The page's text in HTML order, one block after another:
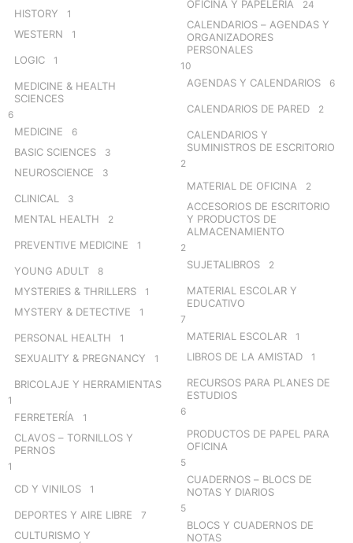
HISTORY 1
WESTERN 1
LOGIC 1
MEDICINE & HEALTH
SCIENCES
6
MEDICINE 6
BASIC SCIENCES 3
NEUROSCIENCE 3
CLINICAL 3
MENTAL HEALTH 2
PREVENTIVE MEDICINE 1
YOUNG ADULT 8
MYSTERIES & THRILLERS 1
MYSTERY & DETECTIVE 1
PERSONAL HEALTH 1
SEXUALITY & PREGNANCY 1
BRICOLAJE Y HERRAMIENTAS
1
FERRETERÍA 1
CLAVOS – TORNILLOS Y
PERNOS
1
CD Y VINILOS 1
DEPORTES Y AIRE LIBRE 7
CULTURISMO Y
OFICINA Y PAPELERÍA 24
CALENDARIOS – AGENDAS Y
ORGANIZADORES
PERSONALES
10
AGENDAS Y CALENDARIOS 6
CALENDARIOS DE PARED 2
CALENDARIOS Y
SUMINISTROS DE ESCRITORIO
2
MATERIAL DE OFICINA 2
ACCESORIOS DE ESCRITORIO
Y PRODUCTOS DE
ALMACENAMIENTO
2
SUJETALIBROS 2
MATERIAL ESCOLAR Y
EDUCATIVO
7
MATERIAL ESCOLAR 1
LIBROS DE LA AMISTAD 1
RECURSOS PARA PLANES DE
ESTUDIOS
6
PRODUCTOS DE PAPEL PARA
OFICINA
5
CUADERNOS – BLOCS DE
NOTAS Y DIARIOS
5
BLOCS Y CUADERNOS DE
NOTAS